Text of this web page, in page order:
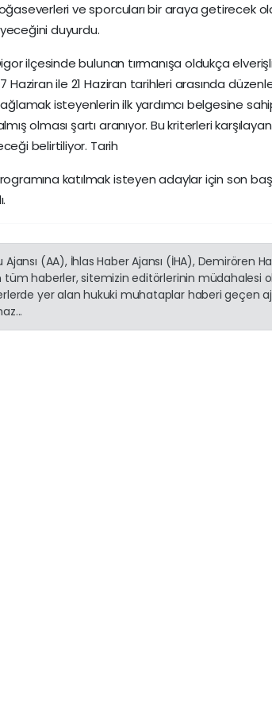
ve sporcuları bir araya getirecek
duyurdu.
ilçesinde bulunan tırmanışa oldukça
Haziran ile 21 Haziran tarihleri arasında
isteyenlerin ilk yardımcı belgesine
olması şartı aranıyor. Bu kriterleri
belirtiliyor. Tarih
katılmak isteyen adaylar için son
Ajansı (AA), İhlas Haber Ajansı (İHA), Demirören
tüm haberler, sitemizin editörlerinin müdahalesi
yer alan hukuki muhataplar haberi geçen